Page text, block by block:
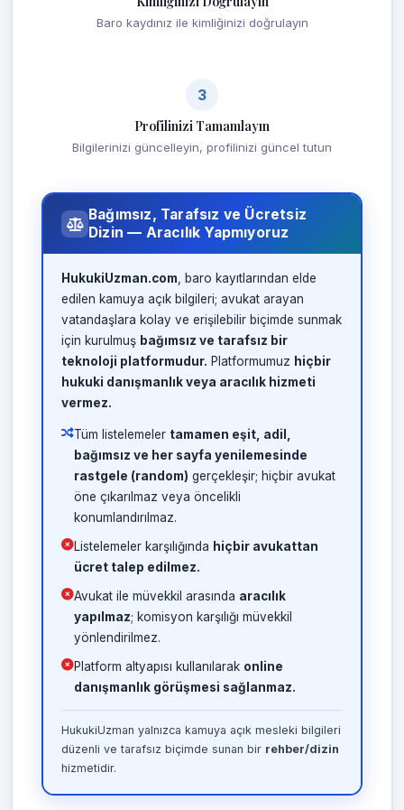
Baro kaydınız ile kimliğinizi doğrulayın
3
Profilinizi Tamamlayın
Bilgilerinizi güncelleyin, profilinizi güncel tutun
Bağımsız, Tarafsız ve Ücretsiz
Dizin — Aracılık Yapmıyoruz
HukukiUzman.com , baro kayıtlarından elde
edilen kamuya açık bilgileri; avukat arayan
vatandaşlara kolay ve erişilebilir biçimde sunmak
için kurulmuş bağımsız ve tarafsız bir
teknoloji platformudur. Platformumuz hiçbir
hukuki danışmanlık veya aracılık hizmeti
vermez.
Tüm listelemeler tamamen eşit, adil,
bağımsız ve her sayfa yenilemesinde
rastgele (random) gerçekleşir; hiçbir avukat
öne çıkarılmaz veya öncelikli
konumlandırılmaz.
Listelemeler karşılığında hiçbir avukattan
ücret talep edilmez.
Avukat ile müvekkil arasında aracılık
yapılmaz; komisyon karşılığı müvekkil
yönlendirilmez.
Platform altyapısı kullanılarak online
danışmanlık görüşmesi sağlanmaz.
HukukiUzman yalnızca kamuya açık mesleki bilgileri
düzenli ve tarafsız biçimde sunan bir rehber/dizin
hizmetidir.